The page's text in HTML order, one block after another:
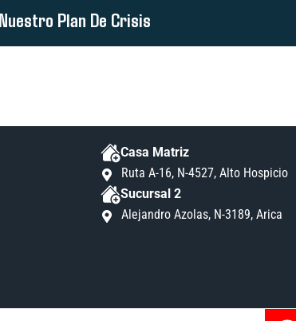
Plan De Crisis
Casa Matriz
Ruta A-16, N-4527, Alto Hospicio
Sucursal 2
Alejandro Azolas, N-3189, Arica